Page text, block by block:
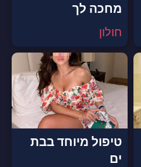
מחכה לך
חולון
טיפול מיוחד בבת
ים